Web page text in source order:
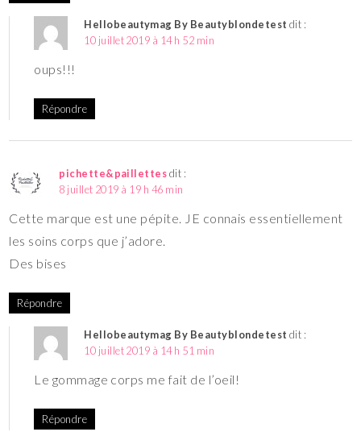
Hellobeautymag By Beautyblondetest dit :
10 juillet 2019 à 14 h 52 min
oups!!!
Répondre
pichette&paillettesdit :
8 juillet 2019 à 19 h 46 min
Cette marque est une pépite. JE connais essentiellement
les soins corps que j’adore.
Des bises
Répondre
Hellobeautymag By Beautyblondetest dit :
10 juillet 2019 à 14 h 51 min
Le gommage corps me fait de l’oeil!
Répondre